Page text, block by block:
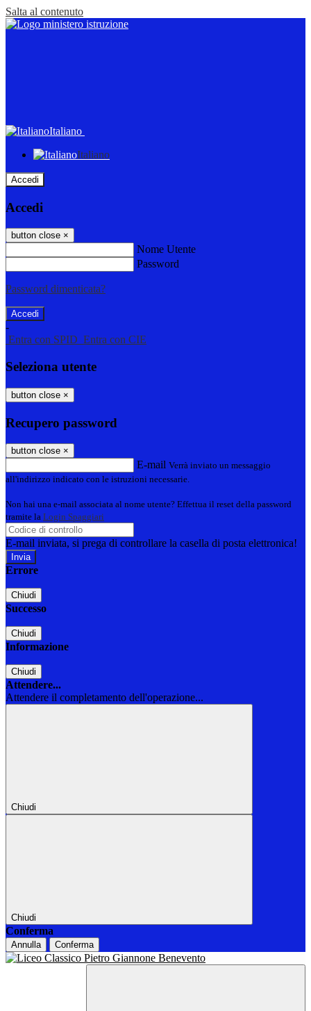
Salta al contenuto
Italiano
Italiano
Accedi
Accedi
button close ×
Nome Utente
Password
Password dimenticata?
-
Entra con SPID Entra con CIE
Seleziona utente
button close ×
Recupero password
button close ×
E-mail Verrà inviato un messaggio
all'indirizzo indicato con le istruzioni necessarie.
Non hai una e-mail associata al nome utente? Effettua il reset della password
tramite la Login Spaggiari
E-mail inviata, si prega di controllare la casella di posta elettronica!
Errore
Chiudi
Successo
Chiudi
Informazione
Chiudi
Attendere...
Attendere il completamento dell'operazione...
Chiudi
Chiudi
Conferma
Annulla Conferma